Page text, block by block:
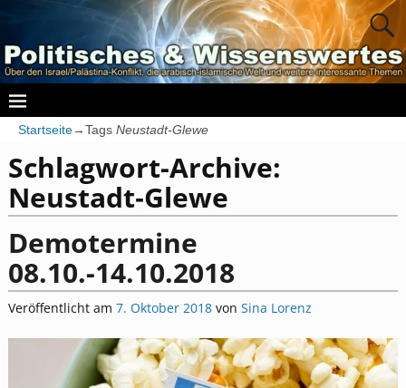
Startseite→Tags Neustadt‐Glewe
Schlagwort-Archive:
Neustadt‐Glewe
Demotermine
08.10.-14.10.2018
Veröffentlicht am 7. Oktober 2018 von Sina Lorenz